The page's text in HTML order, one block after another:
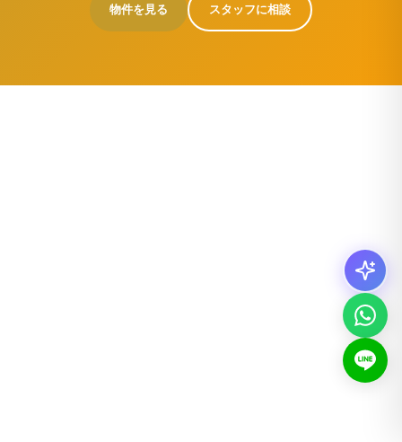
物件を見る スタッフに相談